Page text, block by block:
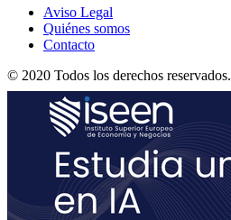
Aviso Legal
Quiénes somos
Contacto
© 2020 Todos los derechos reservados.